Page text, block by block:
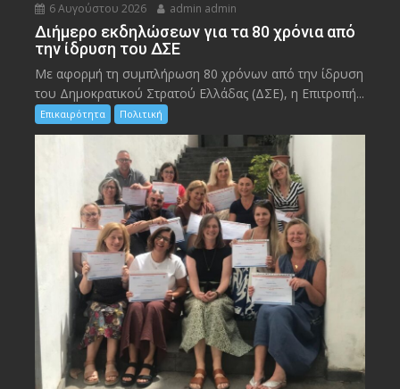
6 Αυγούστου 2026 admin admin
Διήμερο εκδηλώσεων για τα 80 χρόνια από
την ίδρυση του ΔΣΕ
Με αφορμή τη συμπλήρωση 80 χρόνων από την ίδρυση
του Δημοκρατικού Στρατού Ελλάδας (ΔΣΕ), η Επιτροπή...
Επικαιρότητα Πολιτική